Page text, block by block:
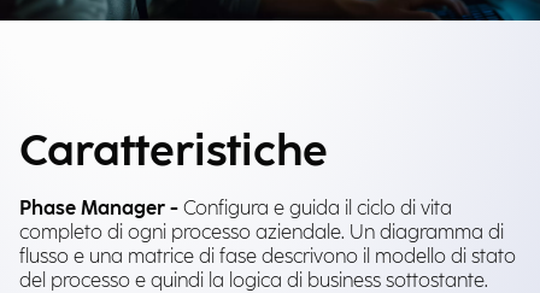
Caratteristiche
Phase Manager - Configura e guida il ciclo di vita
completo di ogni processo aziendale. Un diagramma di
flusso e una matrice di fase descrivono il modello di stato
del processo e quindi la logica di business sottostante.